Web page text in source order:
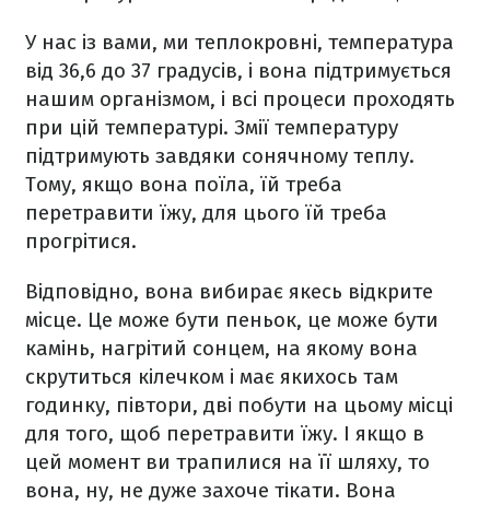
У нас із вами, ми теплокровні, температура
від 36,6 до 37 градусів, і вона підтримується
нашим організмом, і всі процеси проходять
при цій температурі. Змії температуру
підтримують завдяки сонячному теплу.
Тому, якщо вона поїла, їй треба
перетравити їжу, для цього їй треба
прогрітися.
Відповідно, вона вибирає якесь відкрите
місце. Це може бути пеньок, це може бути
камінь, нагрітий сонцем, на якому вона
скрутиться кілечком і має якихось там
годинку, півтори, дві побути на цьому місці
для того, щоб перетравити їжу. І якщо в
цей момент ви трапилися на її шляху, то
вона, ну, не дуже захоче тікати. Вона